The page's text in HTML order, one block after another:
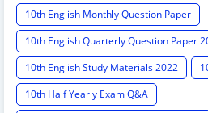
10th English Monthly Question Paper
10th English Quarterly Question Paper
10th English Study Materials 2022
10th Half Yearly Exam Q&A